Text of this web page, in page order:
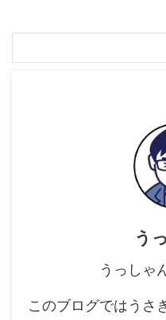
う
うっしゃ
このブログではうさ